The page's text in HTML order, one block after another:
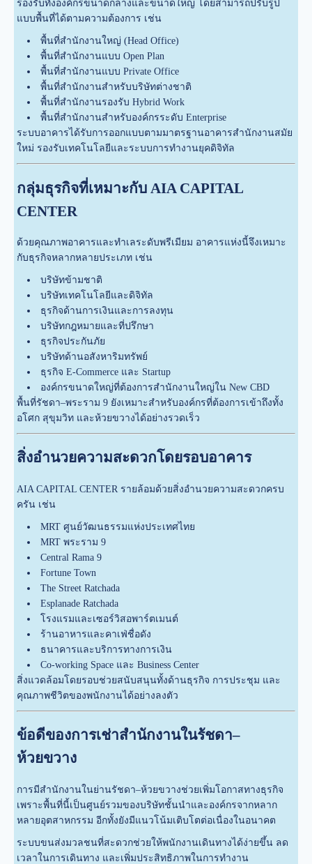
รองรับทั้งองค์กรขนาดกลางและขนาดใหญ่ โดยสามารถปรับรูป
แบบพื้นที่ได้ตามความต้องการ เช่น
พื้นที่สำนักงานใหญ่ (Head Office)
พื้นที่สำนักงานแบบ Open Plan
พื้นที่สำนักงานแบบ Private Office
พื้นที่สำนักงานสำหรับบริษัทต่างชาติ
พื้นที่สำนักงานรองรับ Hybrid Work
พื้นที่สำนักงานสำหรับองค์กรระดับ Enterprise
ระบบอาคารได้รับการออกแบบตามมาตรฐานอาคารสำนักงานสมัย
ใหม่ รองรับเทคโนโลยีและระบบการทำงานยุคดิจิทัล
กลุ่มธุรกิจที่เหมาะกับ AIA CAPITAL
CENTER
ด้วยคุณภาพอาคารและทำเลระดับพรีเมียม อาคารแห่งนี้จึงเหมาะ
กับธุรกิจหลากหลายประเภท เช่น
บริษัทข้ามชาติ
บริษัทเทคโนโลยีและดิจิทัล
ธุรกิจด้านการเงินและการลงทุน
บริษัทกฎหมายและที่ปรึกษา
ธุรกิจประกันภัย
บริษัทด้านอสังหาริมทรัพย์
ธุรกิจ E-Commerce และ Startup
องค์กรขนาดใหญ่ที่ต้องการสำนักงานใหญ่ใน New CBD
พื้นที่รัชดา–พระราม 9 ยังเหมาะสำหรับองค์กรที่ต้องการเข้าถึงทั้ง
อโศก สุขุมวิท และห้วยขวางได้อย่างรวดเร็ว
สิ่งอำนวยความสะดวกโดยรอบอาคาร
AIA CAPITAL CENTER รายล้อมด้วยสิ่งอำนวยความสะดวกครบ
ครัน เช่น
MRT ศูนย์วัฒนธรรมแห่งประเทศไทย
MRT พระราม 9
Central Rama 9
Fortune Town
The Street Ratchada
Esplanade Ratchada
โรงแรมและเซอร์วิสอพาร์ตเมนต์
ร้านอาหารและคาเฟ่ชื่อดัง
ธนาคารและบริการทางการเงิน
Co-working Space และ Business Center
สิ่งแวดล้อมโดยรอบช่วยสนับสนุนทั้งด้านธุรกิจ การประชุม และ
คุณภาพชีวิตของพนักงานได้อย่างลงตัว
ข้อดีของการเช่าสำนักงานในรัชดา–
ห้วยขวาง
การมีสำนักงานในย่านรัชดา–ห้วยขวางช่วยเพิ่มโอกาสทางธุรกิจ
เพราะพื้นที่นี้เป็นศูนย์รวมของบริษัทชั้นนำและองค์กรจากหลาก
หลายอุตสาหกรรม อีกทั้งยังมีแนวโน้มเติบโตต่อเนื่องในอนาคต
ระบบขนส่งมวลชนที่สะดวกช่วยให้พนักงานเดินทางได้ง่ายขึ้น ลด
เวลาในการเดินทาง และเพิ่มประสิทธิภาพในการทำงาน